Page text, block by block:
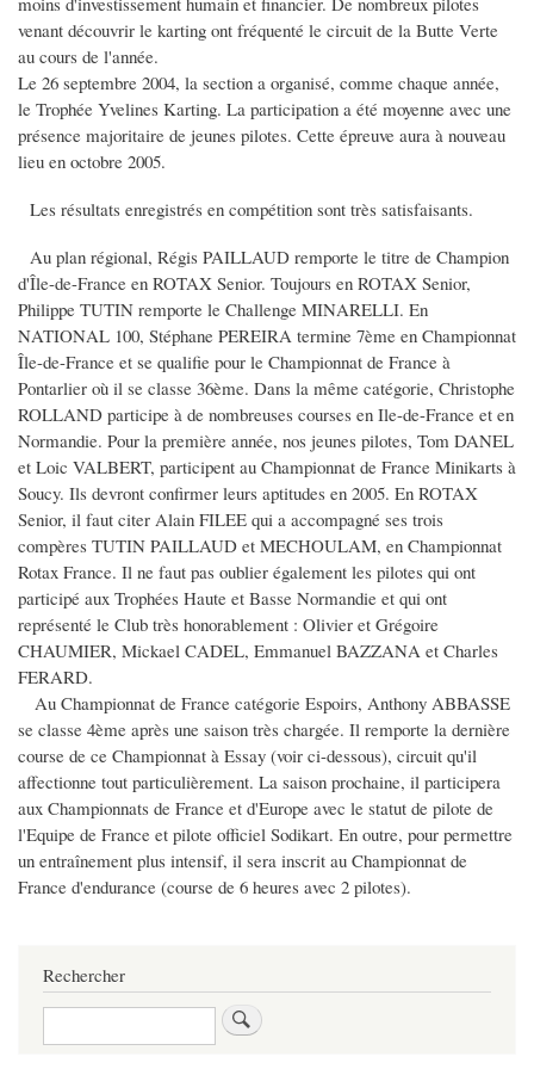
venant découvrir le karting ont fréquenté le circuit de la Butte Verte
au cours de l'année.
Le 26 septembre 2004, la section a organisé, comme chaque année,
le Trophée Yvelines Karting. La participation a été moyenne avec une
présence majoritaire de jeunes pilotes. Cette épreuve aura à nouveau
lieu en octobre 2005.
Les résultats enregistrés en compétition sont très satisfaisants.
Au plan régional, Régis PAILLAUD remporte le titre de Champion
d'Île-de-France en ROTAX Senior. Toujours en ROTAX Senior,
Philippe TUTIN remporte le Challenge MINARELLI. En
NATIONAL 100, Stéphane PEREIRA termine 7ème en Championnat
Île-de-France et se qualifie pour le Championnat de France à
Pontarlier où il se classe 36ème. Dans la même catégorie, Christophe
ROLLAND participe à de nombreuses courses en Ile-de-France et en
Normandie. Pour la première année, nos jeunes pilotes, Tom DANEL
et Loic VALBERT, participent au Championnat de France Minikarts à
Soucy. Ils devront confirmer leurs aptitudes en 2005. En ROTAX
Senior, il faut citer Alain FILEE qui a accompagné ses trois
compères TUTIN PAILLAUD et MECHOULAM, en Championnat
Rotax France. Il ne faut pas oublier également les pilotes qui ont
participé aux Trophées Haute et Basse Normandie et qui ont
représenté le Club très honorablement : Olivier et Grégoire
CHAUMIER, Mickael CADEL, Emmanuel BAZZANA et Charles
FERARD.
Au Championnat de France catégorie Espoirs, Anthony ABBASSE
se classe 4ème après une saison très chargée. Il remporte la dernière
course de ce Championnat à Essay (voir ci-dessous), circuit qu'il
affectionne tout particulièrement. La saison prochaine, il participera
aux Championnats de France et d'Europe avec le statut de pilote de
l'Equipe de France et pilote officiel Sodikart. En outre, pour permettre
un entraînement plus intensif, il sera inscrit au Championnat de
France d'endurance (course de 6 heures avec 2 pilotes).
Rechercher
Rechercher